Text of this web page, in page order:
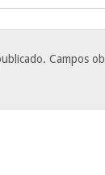
Campos